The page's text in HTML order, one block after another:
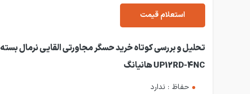
استعلام قیمت
تحلیل و بررسی کوتاه خرید حسگر مجاورتی القایی نرمال بسته
UP12RD-4NC هانیانگ
حفاظ : ندارد